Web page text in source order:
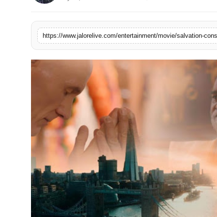
https://www.jalorelive.com/entertainment/movie/salvation-